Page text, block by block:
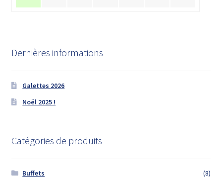
Dernières informations
Galettes 2026
Noël 2025 !
Catégories de produits
Buffets
(8)